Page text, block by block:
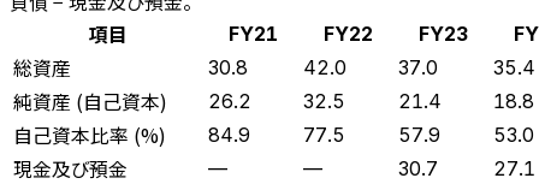
項目
FY21 FY22 FY23
総資産 30.8 42.0 37.0 35.4
純資産 (自己資本) 26.2 32.5 21.4 18.8
自己資本比率 (%) 84.9 77.5 57.9 53.0
現金及び預金 — — 30.7 27.1